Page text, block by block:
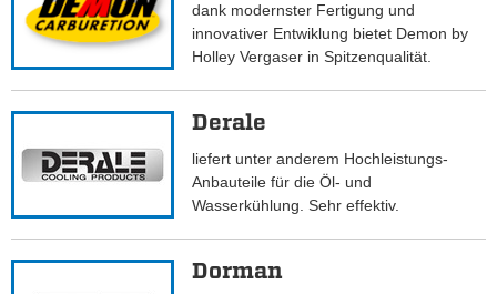
dank modernster Fertigung und
innovativer Entwiklung bietet Demon by
Holley Vergaser in Spitzenqualität.
Derale
liefert unter anderem Hochleistungs-
Anbauteile für die Öl- und
Wasserkühlung. Sehr effektiv.
Dorman